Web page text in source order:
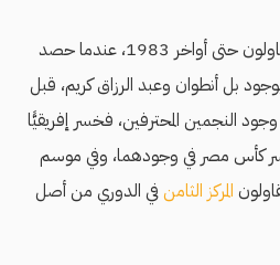
1983، عندما حصد
بل أنطوان وعبد الرزاق كريم، قبل
النجمين المحترفين، فخسر إفريقيًّا
كأس مصر في وجودهما، وفي موسم
المركز الثامنفي الدوري من أصل